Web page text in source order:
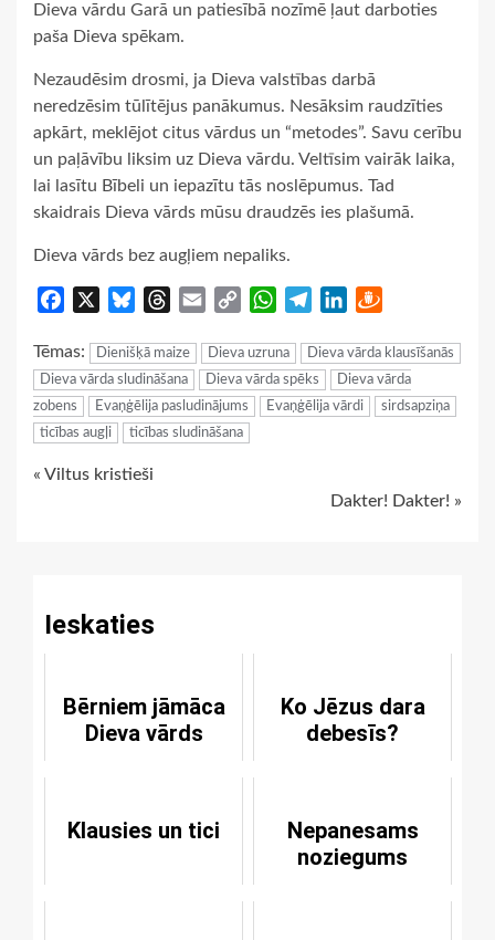
Dieva vārdu Garā un patiesībā nozīmē ļaut darboties
paša Dieva spēkam.
Nezaudēsim drosmi, ja Dieva valstības darbā
neredzēsim tūlītējus panākumus. Nesāksim raudzīties
apkārt, meklējot citus vārdus un “metodes”. Savu cerību
un paļāvību liksim uz Dieva vārdu. Veltīsim vairāk laika,
lai lasītu Bībeli un iepazītu tās noslēpumus. Tad
skaidrais Dieva vārds mūsu draudzēs ies plašumā.
Dieva vārds bez augļiem nepaliks.
Facebook BlueskyThreads
Email
Copy
WhatsApp
TelegramLinkedIn
Tēmas: Dienišķā maize Dieva uzruna
Dieva vārda klausīšanās
Dieva vārda sludināšana
Dieva vārda spēks
Dieva vārda
zobens
Evaņģēlija pasludinājums Evaņģēlija vārdi
sirdsapziņa
ticības augļi
ticības sludināšana
Continue
« Viltus kristieši
Dakter! Dakter! »
Ieskaties
Bērniem jāmāca
Dieva vārds
Ko Jēzus dara
debesīs?
Klausies un tici
Nepanesams
noziegums